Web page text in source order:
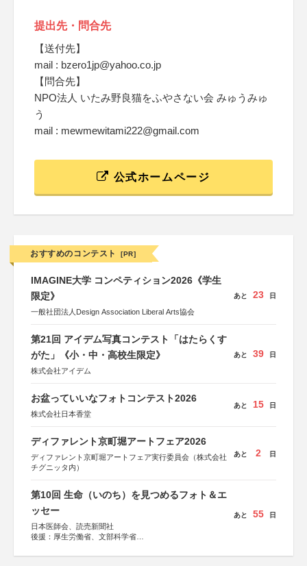
提出先・問合先
【送付先】
mail : bzero1jp@yahoo.co.jp
【問合先】
NPO法人 いたみ野良猫をふやさない会 みゅうみゅ
う
mail : mewmewitami222@gmail.com
公式ホームページ
おすすめのコンテスト [PR]
IMAGINE大学 コンペティション2026《学生
限定》
一般社団法人Design Association Liberal Arts協会
あと 23 日
第21回 アイデム写真コンテスト「はたらくす
がた」《小・中・高校生限定》
株式会社アイデム
あと 39 日
お盆っていいなフォトコンテスト2026
株式会社日本香堂
あと 15 日
ディファレント京町堀アートフェア2026
ディファレント京町堀アートフェア実行委員会（株式会社
チグニッタ内）
あと 2 日
第10回 生命（いのち）を見つめるフォト＆エ
ッセー
日本医師会、読売新聞社
後援：厚生労働省、文部科学省
しん生命保険株式会社
あと 55 日